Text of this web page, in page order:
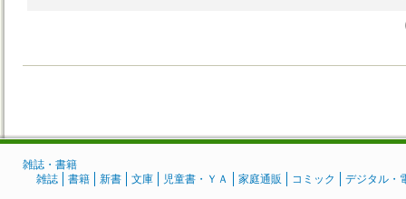
雑誌・書籍
雑誌
書籍 新書 文庫 児童書・ＹＡ 家庭通販 コミック デジタル・